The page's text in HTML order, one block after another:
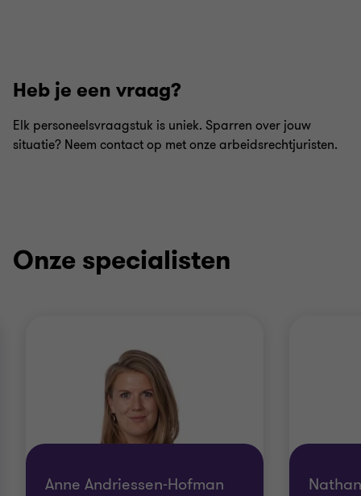
Heb je een vraag?
Elk personeelsvraagstuk is uniek. Sparren over jouw
situatie? Neem contact op met onze arbeidsrechtjuristen.
Onze specialisten
Anne Andriessen-Hofman